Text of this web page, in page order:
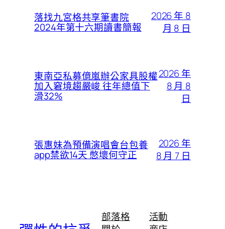
落找九宮格共享筆書院
2024年第十六期讀書簡報
2026 年 8
月 8 日
東南亞私募億嵐辦公家具股權
加入窘境趨嚴峻 往年總值下
滑32%
2026 年
8 月 8
日
張惠妹為預備演唱會台包養
app禁欲14天 憋壞何守正
2026 年
8 月 7 日
部落格
活動